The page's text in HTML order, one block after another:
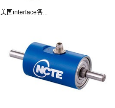
美国interface各...